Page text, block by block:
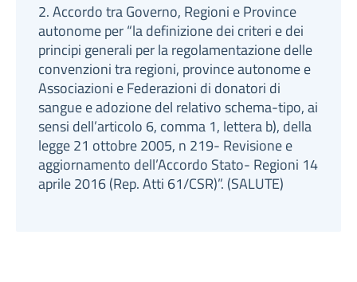
2. Accordo tra Governo, Regioni e Province
autonome per “la definizione dei criteri e dei
principi generali per la regolamentazione delle
convenzioni tra regioni, province autonome e
Associazioni e Federazioni di donatori di
sangue e adozione del relativo schema-tipo, ai
sensi dell’articolo 6, comma 1, lettera b), della
legge 21 ottobre 2005, n 219- Revisione e
aggiornamento dell’Accordo Stato- Regioni 14
aprile 2016 (Rep. Atti 61/CSR)”. (SALUTE)